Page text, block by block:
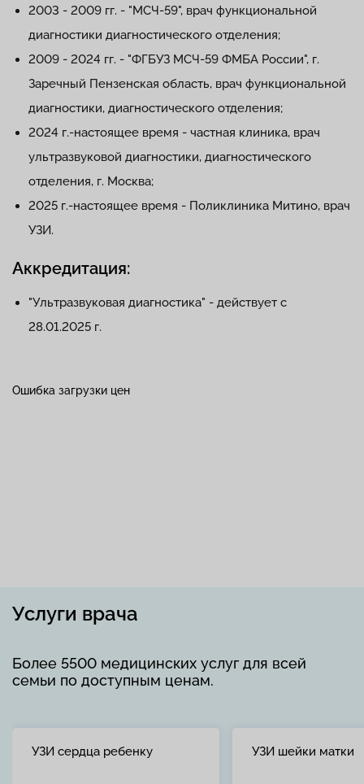
2003 - 2009 гг. - "МСЧ-59", врач функциональной
диагностики диагностического отделения;
2009 - 2024 гг. - "ФГБУЗ МСЧ-59 ФМБА России", г.
Заречный Пензенская область, врач функциональной
диагностики, диагностического отделения;
2024 г.-настоящее время - частная клиника, врач
ультразвуковой диагностики, диагностического
отделения, г. Москва;
2025 г.-настоящее время - Поликлиника Митино, врач
УЗИ.
Аккредитация:
"Ультразвуковая диагностика" - действует с
28.01.2025 г.
Ошибка загрузки цен
Услуги врача
Более 5500 медицинских услуг для всей
семьи по доступным ценам.
УЗИ сердца ребенку УЗИ шейки матки